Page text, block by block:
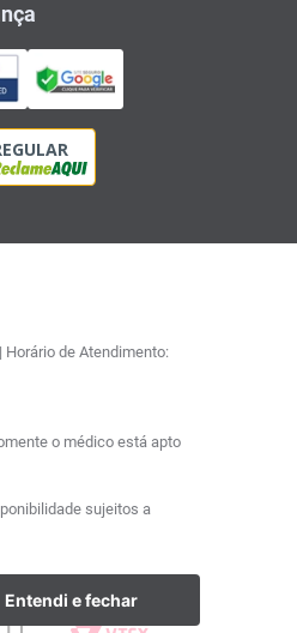
Entendi e fechar
Horário de Atendimento:
o médico está apto
sujeitos a
Plataforma